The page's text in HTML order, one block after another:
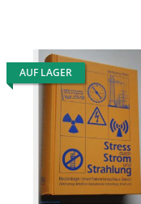
AUF LAGER